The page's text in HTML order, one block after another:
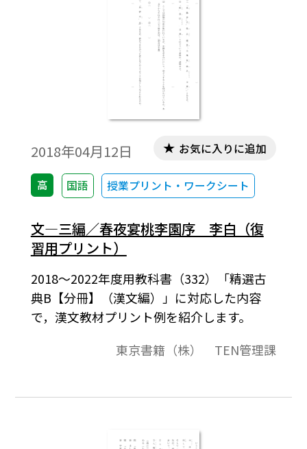
2018年04月12日
高 国語 授業プリント・ワークシート
お気に入りに追加
文―三編／春夜宴桃李園序 李白（復
習用プリント）
2018～2022年度用教科書（332）「精選古
典B【分冊】（漢文編）」に対応した内容
で，漢文教材プリント例を紹介します。
東京書籍（株） TEN管理課